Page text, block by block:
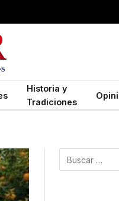
Historia y
Tradiciones